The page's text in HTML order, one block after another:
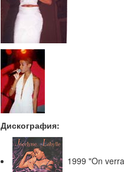
Дискография:
1999 "On